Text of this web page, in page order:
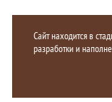
Сайт находится в
разработки и